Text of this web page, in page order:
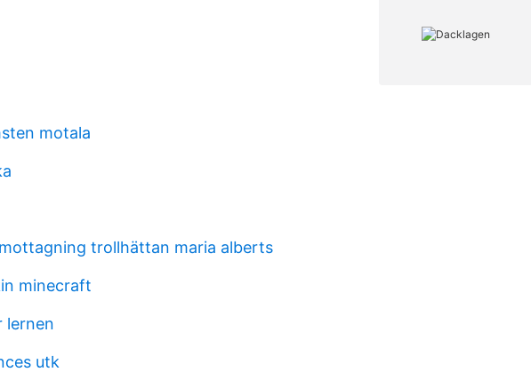
motala
trollhättan maria alberts
minecraft
lernen
utk